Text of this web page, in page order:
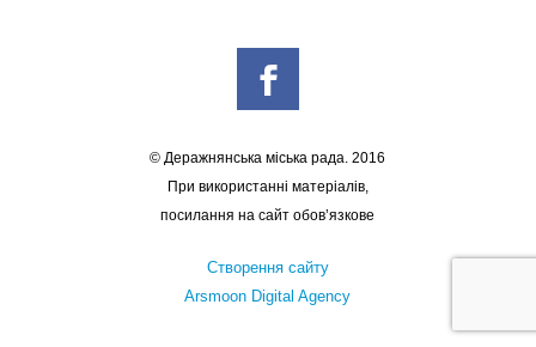
© Деражнянська міська рада. 2016
При використанні матеріалів,
посилання на сайт обов’язкове
Створення сайту
Arsmoon Digital Agency